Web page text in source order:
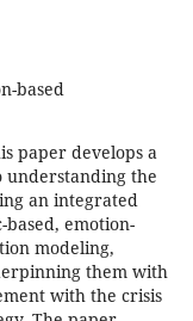
based
paper develops a
understanding the
an integrated
emotion-
modeling,
them with
with the crisis